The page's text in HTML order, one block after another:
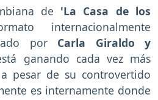
de 'La Casa de los
internacionalmente
por Carla Giraldo y
ganando cada vez más
pesar de su controvertido
es internamente donde